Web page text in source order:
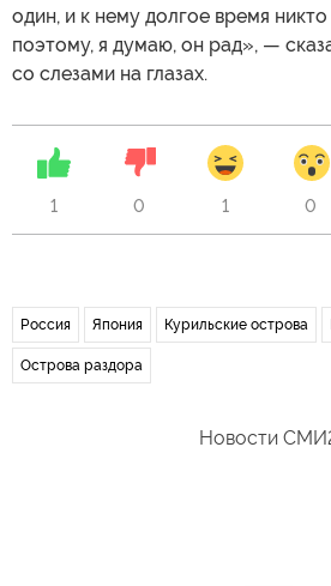
один, и к нему долгое время
поэтому, я думаю, он рад», —
со слезами на глазах.
1 0 1 0
Россия Япония Курильские острова
Острова раздора
Новости